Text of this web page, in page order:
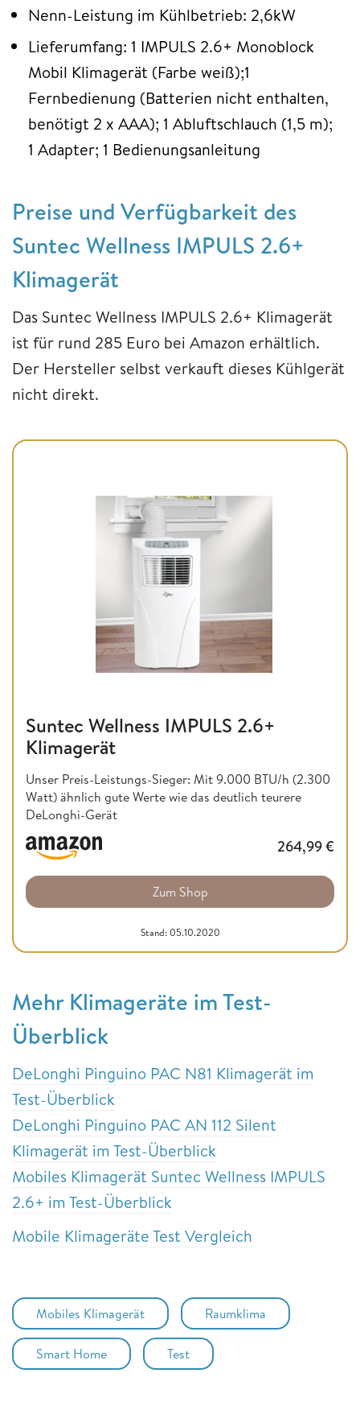
Nenn-Leistung im Kühlbetrieb: 2,6kW
Lieferumfang: 1 IMPULS 2.6+ Monoblock
Mobil Klimagerät (Farbe weiß);1
Fernbedienung (Batterien nicht enthalten,
benötigt 2 x AAA); 1 Abluftschlauch (1,5 m);
1 Adapter; 1 Bedienungsanleitung
Preise und Verfügbarkeit des
Suntec Wellness IMPULS 2.6+
Klimagerät
Das Suntec Wellness IMPULS 2.6+ Klimagerät
ist für rund 285 Euro bei Amazon erhältlich.
Der Hersteller selbst verkauft dieses Kühlgerät
nicht direkt.
Suntec Wellness IMPULS 2.6+
Klimagerät
Unser Preis-Leistungs-Sieger: Mit 9.000 BTU/h (2.300
Watt) ähnlich gute Werte wie das deutlich teurere
DeLonghi-Gerät
264,99€
Zum Shop
Stand: 05.10.2020
Mehr Klimageräte im Test-
Überblick
DeLonghi Pinguino PAC N81 Klimagerät im
Test-Überblick
DeLonghi Pinguino PAC AN 112 Silent
Klimagerät im Test-Überblick
Mobiles Klimagerät Suntec Wellness IMPULS
2.6+ im Test-Überblick
Mobile Klimageräte Test Vergleich
Mobiles Klimagerät Raumklima
Smart Home Test